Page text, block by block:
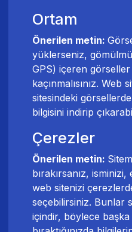
Ortam
Önerilen metin:
yüklerseniz,
GPS) içeren
kaçınmalısınız.
sitesindeki
bilgisini indirip
Çerezler
Önerilen metin:
bırakırsanız,
web sitenizi
seçebilirsiniz. Bunlar
içindir, böylece